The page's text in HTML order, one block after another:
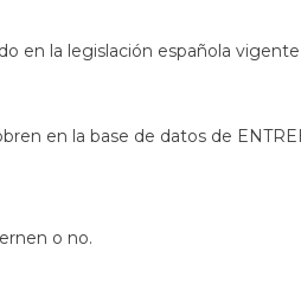
en la legislación española
en la base de datos de
o no.